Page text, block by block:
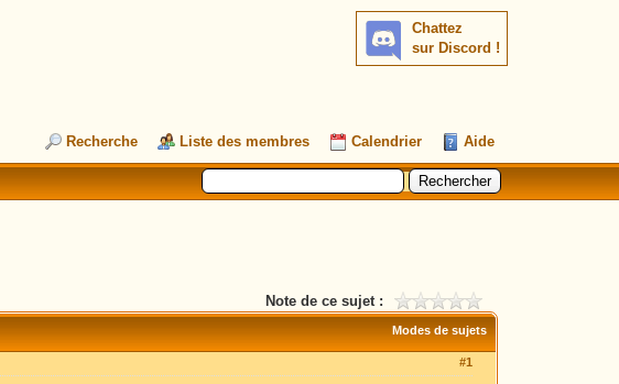
Chattez
sur Discord !
Recherche Liste des membres Calendrier Aide
Note de ce sujet :
Modes de sujets
#1